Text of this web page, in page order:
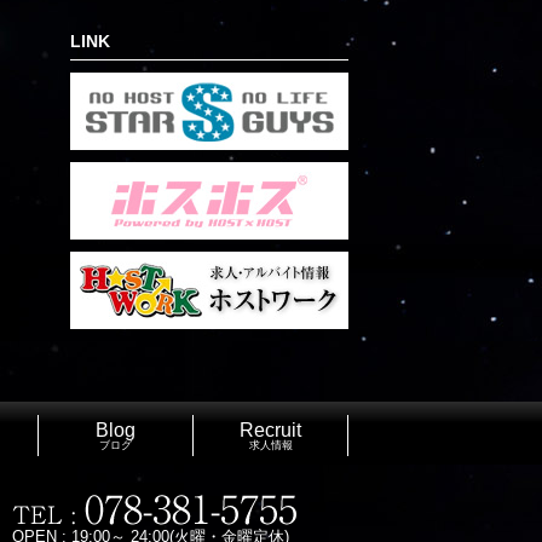
LINK
Blog
ブログ
Recruit
求人情報
OPEN : 19:00～ 24:00(火曜・金曜定休)